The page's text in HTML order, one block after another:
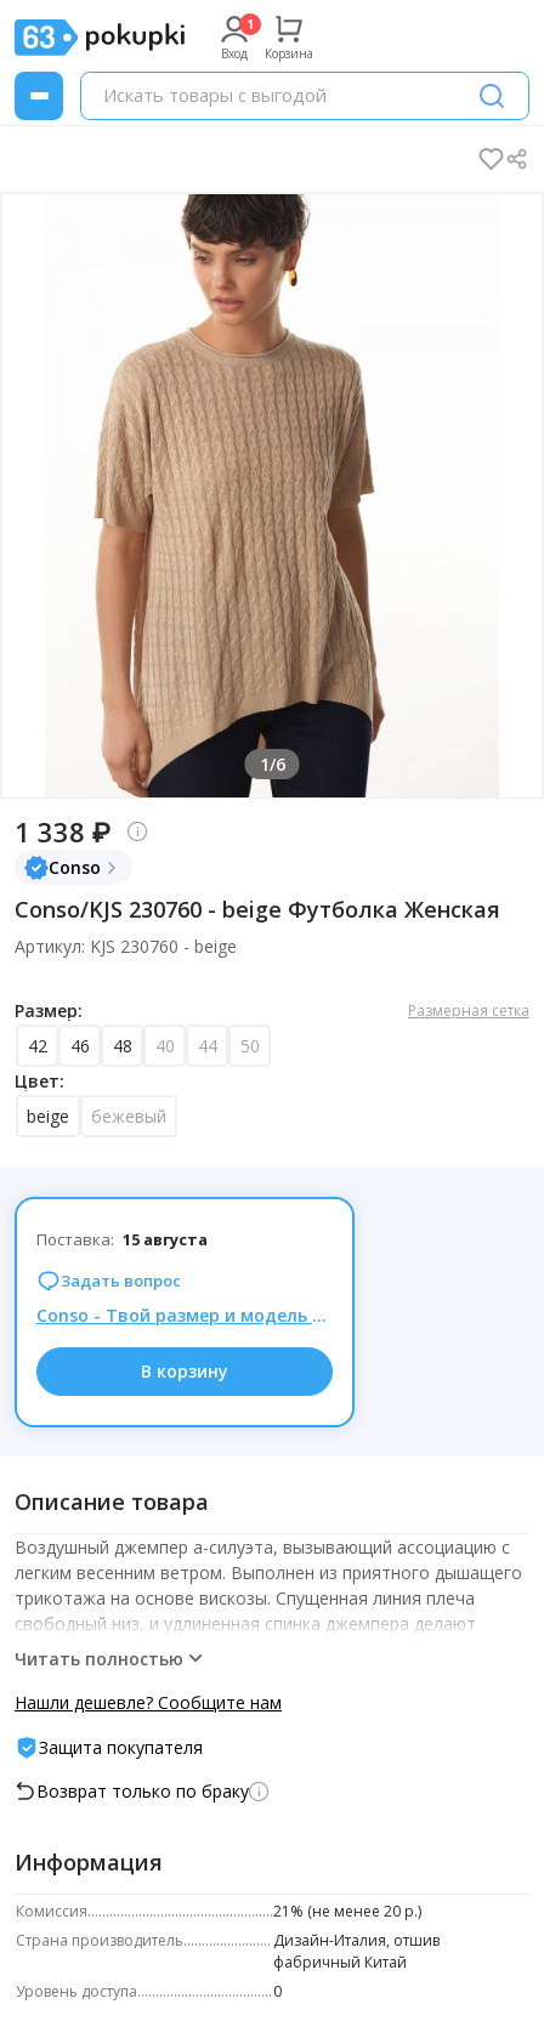
Вход Корзина
1/6
1 338 ₽
Conso
Conso/KJS 230760 - beige Футболка Женская
Артикул: KJS 230760 - beige
Размер: Размерная сетка
42 46 48 40 44
50
Цвет:
beige
бежевый
Поставка: 15 августа
Задать вопрос
Conso - Твой размер и модель ПУХОВИКА сейчас, а не ОСТАТКИ осенью!
В корзину
Описание товара
Воздушный джемпер а-силуэта, вызывающий ассоциацию с
легким весенним ветром. Выполнен из приятного дышащего
трикотажа на основе вискозы. Спущенная линия плеча
свободный низ, и удлиненная спинка джемпера делают
образ стильным и расслабленным. Изделие выполнено из
переплетенных кос. Круглая горловина отделана двойной
представлено в трех классических цветах: бежевом, серо-
голубом и молочном.70% вискоза, 30% нейлон
Читать полностью
Нашли дешевле? Сообщите нам
Защита покупателя
Возврат только по браку
Информация
Комиссия
21% (не менее 20 р.)
Страна производитель
Дизайн-Италия, отшив
фабричный Китай
Уровень доступа
0